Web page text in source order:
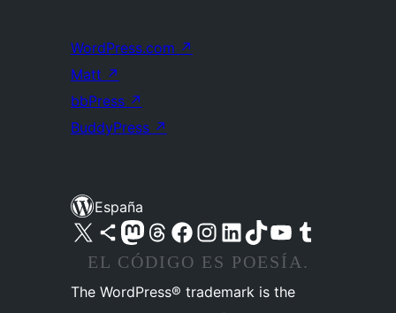
WordPress.com ↗
Matt ↗
bbPress ↗
BuddyPress ↗
España
Visita nuestra cuenta de X (anteriormente Twitter)
Visita nuestra cuenta de Bluesky
Visita nuestra cuenta de Mastodon
Visita nuestra cuenta de Threads
Visita nuestra página de Facebook
Visita nuestra cuenta de Instagram
Visita nuestra cuenta de LinkedIn
Visita nuestra cuenta de TikTok
Visita nuestro canal de YouTube
Visita nuestra cuenta de Tumblr
EL CÓDIGO ES POESÍA.
The WordPress® trademark is the